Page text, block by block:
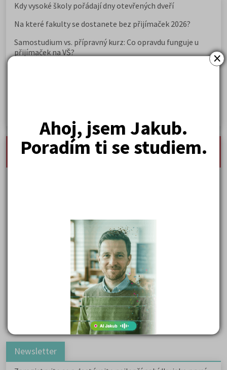
×
Ahoj, jsem Jakub.
Poradím ti se studiem.
Kdy vysoké školy pořádají dny otevřených dveří
Na které fakulty se dostanete bez přijímaček 2026?
Samostudium vs. přípravný kurz: Co opravdu funguje u
přijímaček na VŠ?
nejnovější seminárky, maturitní otázky a čtenářsky
deník
Důležité reakce organických sloučenin a jejich význam
Zákonitosti v elektronové struktuře
Základní charakteristiky obyvatelstva a geografie sídel
Karel Hynek Mácha: Máj
Karel Havlíček Borovský: Tyrolské elegie
Romain Rolland: Petr a Lucie
Newsletter